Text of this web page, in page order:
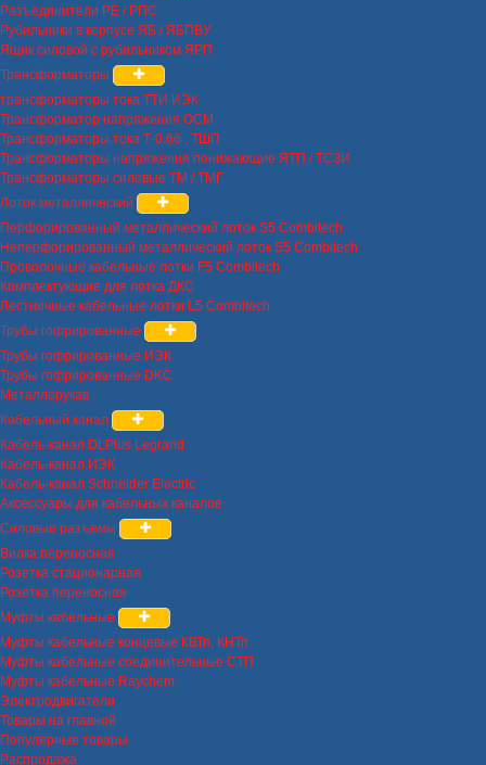
Разъединители РЕ / РПС
Рубильники в корпусе ЯБ / ЯБПВУ
Ящик силовой с рубильником ЯРП
Трансформаторы
трансформаторы тока ТТИ ИЭК
Трансформатор напряжения ОСМ
Трансформаторы тока Т-0.66 , ТШП
Трансформаторы напряжения понижающие ЯТП / ТСЗИ
Трансформаторы силовые ТМ / ТМГ
Лоток металлический
Перфорированный металлический лоток S5 Combitech
Неперфорированный металлический лоток S5 Combitech
Проволочные кабельные лотки F5 Combitech
Комплектующие для лотка ДКС
Лестничные кабельные лотки L5 Combitech
Трубы гофрированные
Трубы гофрированные ИЭК
Трубы гофрированные DKC
Металлорукав
Кабельный канал
Кабель-канал DLPlus Legrand
Кабель-канал ИЭК
Кабель-канал Schneider Electric
Аксессуары для кабельных каналов
Силовые разъемы
Вилка переносная
Розетка стационарная
Розетка переносная
Муфты кабельные
Муфты кабельные концевые КВТп, КНТп
Муфты кабельные соединительные СТП
Муфты кабельные Raychem
Электродвигатели
Товары на главной
Популярные товары
Распродажа